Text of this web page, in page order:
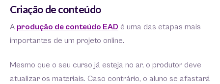
Criação de conteúdo
A produção de conteúdo EAD é uma das etapas mais
importantes de um projeto online.
Mesmo que o seu curso já esteja no ar, o produtor deve
atualizar os materiais. Caso contrário, o aluno se afastará